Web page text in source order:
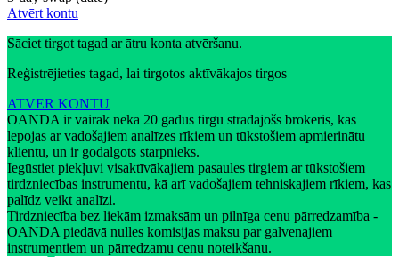
Atvērt kontu
Sāciet tirgot tagad ar ātru konta atvēršanu.
Reģistrējieties tagad, lai tirgotos aktīvākajos tirgos
ATVER KONTU
OANDA ir vairāk nekā 20 gadus tirgū strādājošs brokeris, kas
lepojas ar vadošajiem analīzes rīkiem un tūkstošiem apmierinātu
klientu, un ir godalgots starpnieks.
Iegūstiet piekļuvi visaktīvākajiem pasaules tirgiem ar tūkstošiem
tirdzniecības instrumentu, kā arī vadošajiem tehniskajiem rīkiem, kas
palīdz veikt analīzi.
Tirdzniecība bez liekām izmaksām un pilnīga cenu pārredzamība -
OANDA piedāvā nulles komisijas maksu par galvenajiem
instrumentiem un pārredzamu cenu noteikšanu.